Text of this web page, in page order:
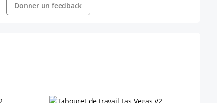
Donner un feedback